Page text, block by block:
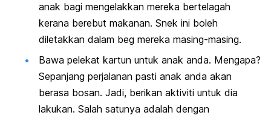
anak bagi mengelakkan mereka bertelagah
kerana berebut makanan. Snek ini boleh
diletakkan dalam beg mereka masing-masing.
Bawa pelekat kartun untuk anak anda. Mengapa?
Sepanjang perjalanan pasti anak anda akan
berasa bosan. Jadi, berikan aktiviti untuk dia
lakukan. Salah satunya adalah dengan